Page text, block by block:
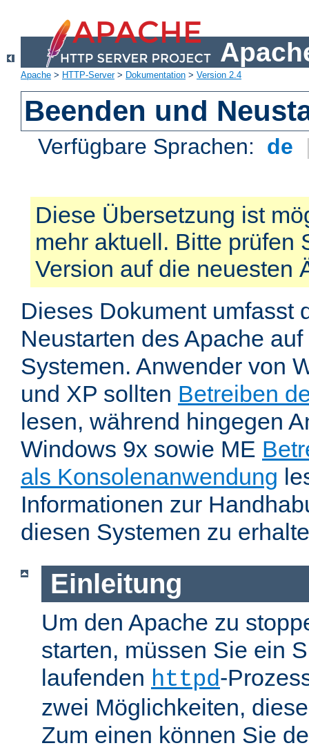
Apache > HTTP-Server> Dokumentation > Version 2.4
Beenden und
Verfügbare Sprachen: de
Diese Übersetzung ist
mehr aktuell. Bitte prüfen
Version auf die neuesten
Dieses Dokument umfasst
Neustarten des Apache
Systemen. Anwender von
und XP sollten Betreiben
lesen, während hingegen
Windows 9x sowie ME
als Konsolenanwendung
Informationen zur
diesen Systemen zu
Einleitung
Um den Apache zu
starten, müssen Sie ein
laufenden httpd-
zwei Möglichkeiten,
Zum einen können Sie